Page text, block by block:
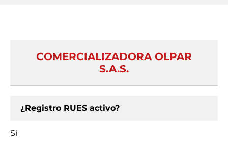
COMERCIALIZADORA OLPAR
S.A.S.
¿Registro RUES activo?
Si